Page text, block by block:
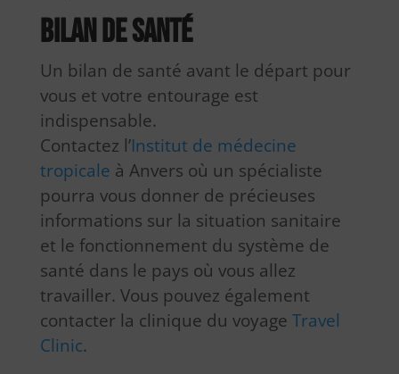
Bilan de santé
Un bilan de santé avant le départ pour
vous et votre entourage est
indispensable.
Contactez l’Institut de médecine
tropicale à Anvers où un spécialiste
pourra vous donner de précieuses
informations sur la situation sanitaire
et le fonctionnement du système de
santé dans le pays où vous allez
travailler. Vous pouvez également
contacter la clinique du voyage Travel
Clinic.